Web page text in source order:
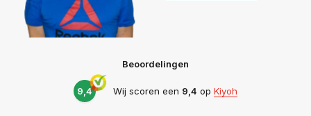
Beoordelingen
9,4 Wij scoren een 9,4 op Kiyoh